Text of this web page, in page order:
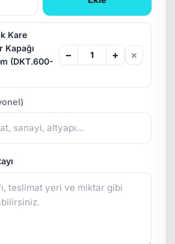
Kare
Kapağı
(DKT.600-
− + ×